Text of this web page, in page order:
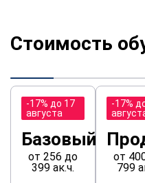
Стоимость
-17% до 17
августа
Базовый
от 256 до
399 ак.ч.
-17%
от
799